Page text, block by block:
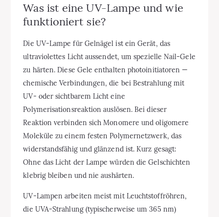
Was ist eine UV-Lampe und wie
funktioniert sie?
Die UV-Lampe für Gelnägel ist ein Gerät, das
ultraviolettes Licht aussendet, um spezielle Nail-Gele
zu härten. Diese Gele enthalten photoinitiatoren —
chemische Verbindungen, die bei Bestrahlung mit
UV- oder sichtbarem Licht eine
Polymerisationsreaktion auslösen. Bei dieser
Reaktion verbinden sich Monomere und oligomere
Moleküle zu einem festen Polymernetzwerk, das
widerstandsfähig und glänzend ist. Kurz gesagt:
Ohne das Licht der Lampe würden die Gelschichten
klebrig bleiben und nie aushärten.
UV-Lampen arbeiten meist mit Leuchtstoffröhren,
die UVA-Strahlung (typischerweise um 365 nm)